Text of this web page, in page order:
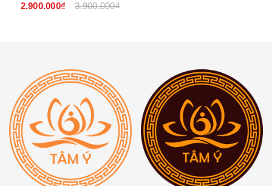
2.900.000₫ 3.900.000₫